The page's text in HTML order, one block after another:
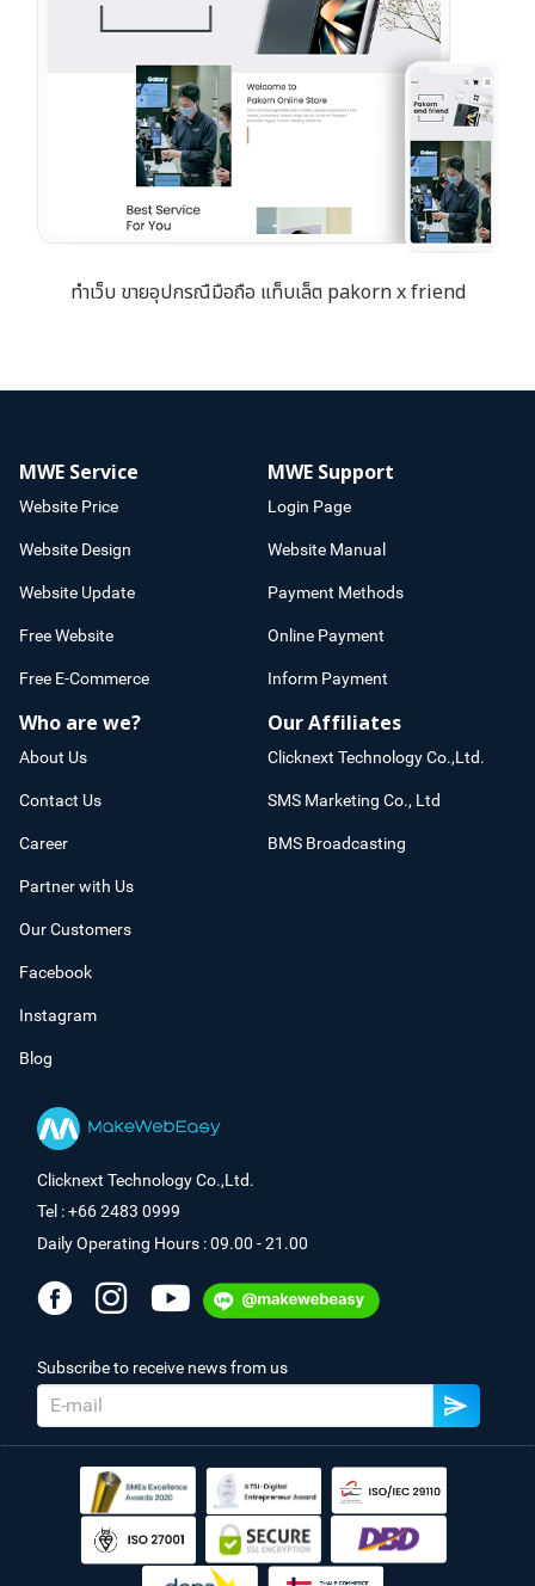
ทำเว็บ ขายอุปกรณืมือถือ แท็บเล็ต pakorn x friend
MWE Service
Website Price
Website Design
Website Update
Free Website
Free E-Commerce
MWE Support
Login Page
Website Manual
Payment Methods
Online Payment
Inform Payment
Who are we?
About Us
Contact Us
Career
Partner with Us
Our Customers
Facebook
Instagram
Blog
Our Affiliates
Clicknext Technology Co.,Ltd.
SMS Marketing Co., Ltd
BMS Broadcasting
Clicknext Technology Co.,Ltd.
Tel : +66 2483 0999
Daily Operating Hours : 09.00 - 21.00
Subscribe to receive news from us